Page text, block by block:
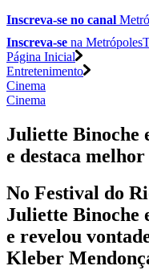
Inscreva-se no canal
Inscreva-se na
Página Inicial
Entretenimento
Cinema
Cinema
Juliette Binoche
e destaca
No Festival do
Juliette Binoche
e revelou
Kleber